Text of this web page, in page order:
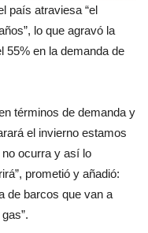
país atraviesa “el
lo que agravó la
55% en la demanda de
términos de demanda y
el invierno estamos
ocurra y así lo
prometió y añadió:
de barcos que van a